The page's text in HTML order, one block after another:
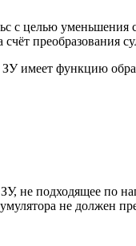
с целью уменьшения
преобразования
имеет функцию
ЗУ, не подходящее по
не должен